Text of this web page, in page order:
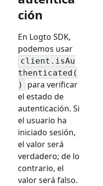
ción
En Logto SDK,
podemos usar
client.isAu
thenticated(
)
para verificar
el estado de
autenticación. Si
el usuario ha
iniciado sesión,
el valor será
verdadero; de lo
contrario, el
valor será falso.